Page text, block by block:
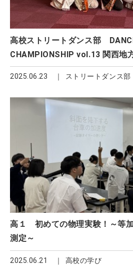
高校ストリートダンス部
CHAMPIONSHIP vol.13 関西地
2025.06.23 ストリートダンス部
高１ 初めての物理実験！～等
測定～
2025.06.21 高校の学び